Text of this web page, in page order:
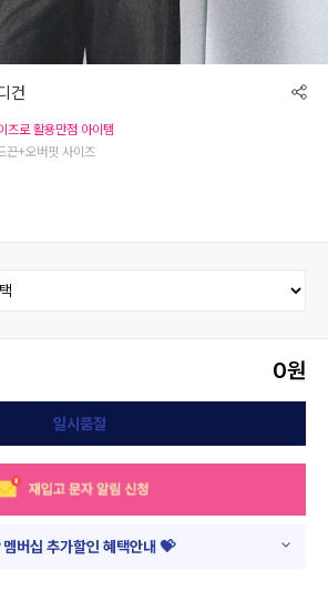
건
즈로 활용만점 아이템
끈+오버핏 사이즈
0원
일시품절
버십 추가할인 혜택안내 💝